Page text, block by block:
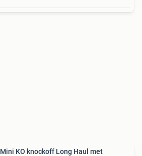
Mini KO knockoff Long Haul met